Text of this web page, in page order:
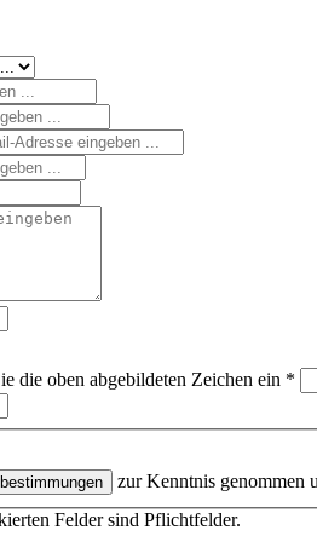
die oben abgebildeten Zeichen ein *
zur Kenntnis genommen
Felder sind Pflichtfelder.